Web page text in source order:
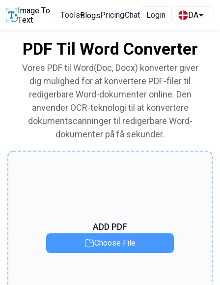
Image To
Text
ToolsBlogsPricingChat Login DA
PDF Til Word Converter
Vores PDF til Word(Doc, Docx) konverter giver
dig mulighed for at konvertere PDF-filer til
redigerbare Word-dokumenter online. Den
anvender OCR-teknologi til at konvertere
dokumentscanninger til redigerbare Word-
dokumenter på få sekunder.
ADD PDF
Choose File